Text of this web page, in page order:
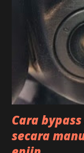
Cara
secara